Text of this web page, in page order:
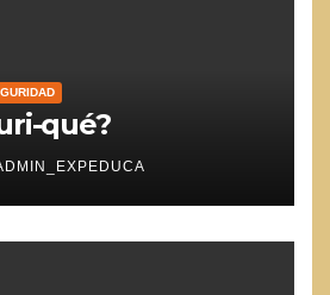
qué?